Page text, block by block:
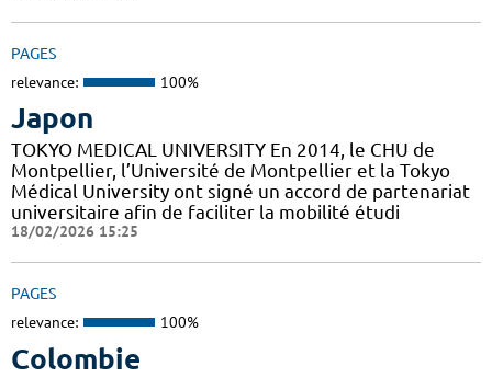
PAGES
relevance: 100%
Japon
TOKYO MEDICAL UNIVERSITY En 2014, le CHU de
Montpellier, l’Université de Montpellier et la Tokyo
Médical University ont signé un accord de partenariat
universitaire afin de faciliter la mobilité étudi
18/02/2026 15:25
PAGES
relevance: 100%
Colombie